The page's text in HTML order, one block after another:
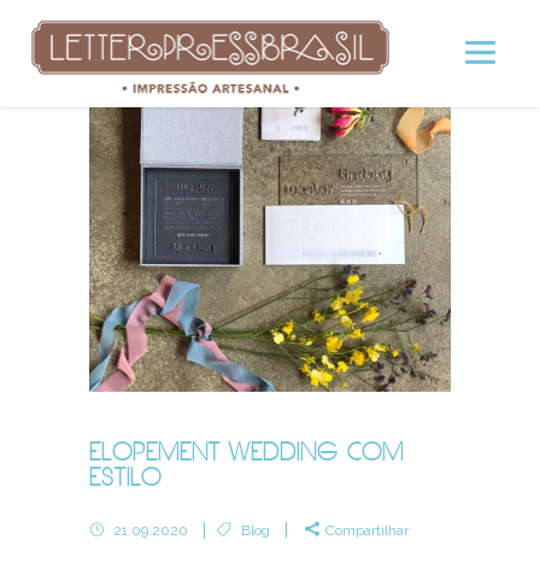
ELOPEMENT WEDDING COM
ESTILO
21.09.2020 Blog Compartilhar